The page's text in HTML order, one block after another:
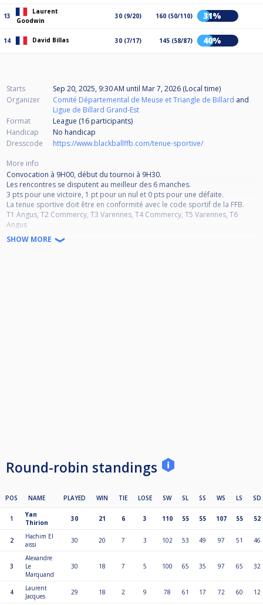
13
Laurent
Goodwin
30 (9/20) 160 (50/110) 31%
14 David Billas 30 (7/17) 145 (58/87) 40%
Starts Sep 20, 2025, 9:30 AM until Mar 7, 2026 (Local time)
Organizer
Comité Départemental de Meuse et Triangle de Billard and
Ligue de Billard Grand-Est
Format
League (16 participants)
Handicap
No handicap
Dresscode
https://www.blackballffb.com/tenue-sportive/
More info
Convocation à 9H00, début du tournoi à 9H30.
Les rencontres se disputent au meilleur des 6 manches.
3 pts pour une victoire, 1 pt pour un nul et 0 pts pour une défaite.
La tenue sportive doit être en conformité avec le code sportif de la FFB.
T1 Angus, T2 Commercy, T3 Varennes, T4 Commercy, T5 Varennes, T6
Angus
POUR RAPPEL, CODE SPORTIF :
Article 1.1.06 - Forfait et abandon
SHOW MORE
Round-robin standings
POS NAME PLAYED WIN TIE LOSE SW SL SS WS LS SD
1
Yan
Thirion
30 21 6 3 110 55 55 107 55 52
2
Hachim El
aissi
30 20 7 3 102 53 49 97 51 46
3
Alexandre
Le
Marquand
30 18 7 5 100 65 35 97 65 32
4
Laurent
Jacques
29 18 2 9 78 61 17 72 60 12